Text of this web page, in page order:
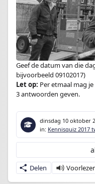
Geef de datum van die
bijvoorbeeld 09102017)
Let op: Per etmaal mag
3 antwoorden geven.
dinsdag 10 oktober
in: Kennisquiz 2017
Delen